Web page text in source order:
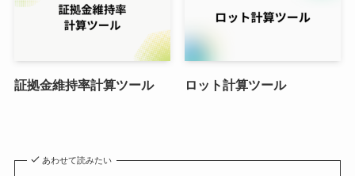
証拠金維持率計算ツール ロット計算ツール
あわせて読みたい